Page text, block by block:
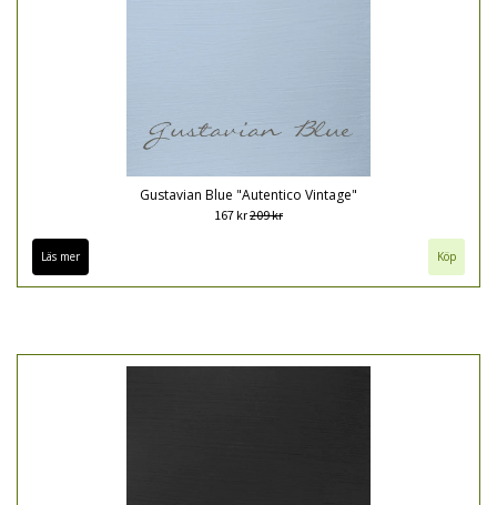
Gustavian Blue "Autentico Vintage"
167 kr209 kr
Läs mer Köp